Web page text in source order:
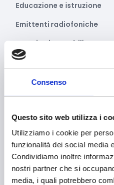
Consenso
Questo sito web utilizza i
Utilizziamo i cookie per
funzionalità dei social media
Condividiamo inoltre
nostri partner che si
media, i quali potrebbero
Educazione e istruzione
Emittenti radiofoniche
Energie Rinnovabili
Farmaceutico
Farmacia e/o chimica
Fashion
Festival e mostre
Fiere ed eventi
Formazione e lavoro
Fotovoltaico